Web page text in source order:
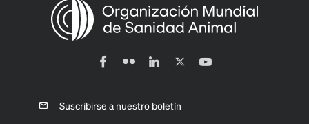
Suscribirse a nuestro boletín